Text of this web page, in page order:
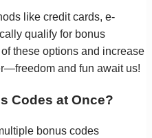
like credit cards, e-
qualify for bonus
these options and increase
and fun await us!
Codes at Once?
bonus codes